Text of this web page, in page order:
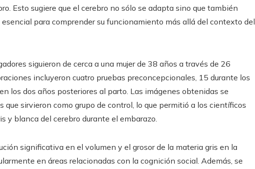
Esto sugiere que el cerebro no sólo se adapta sino que también
para comprender su funcionamiento más allá del contexto del
siguieron de cerca a una mujer de 38 años a través de 26
incluyeron cuatro pruebas preconcepcionales, 15 durante los
los dos años posteriores al parto. Las imágenes obtenidas se
que sirvieron como grupo de control, lo que permitió a los científicos
y blanca del cerebro durante el embarazo.
significativa en el volumen y el grosor de la materia gris en la
en áreas relacionadas con la cognición social. Además, se